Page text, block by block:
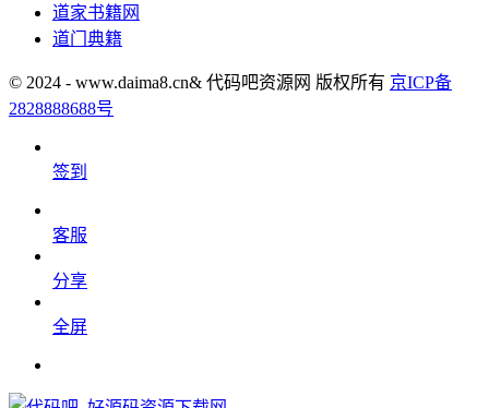
道家书籍网
道门典籍
© 2024 - www.daima8.cn& 代码吧资源网 版权所有 京ICP备
2828888688号
签到
客服
分享
全屏